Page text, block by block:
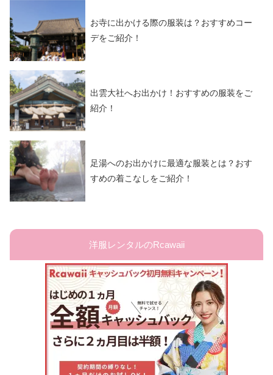
お寺に出かける際の服装は？おすすめコー
デをご紹介！
出雲大社へお出かけ！おすすめの服装をご
紹介！
足湯へのお出かけに最適な服装とは？おす
すめの着こなしをご紹介！
洋服レンタルのRcawaii